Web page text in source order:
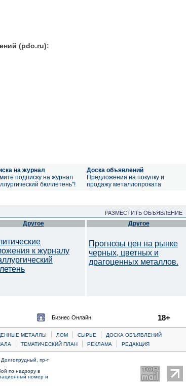
(pdo.ru):
на журнал
подписку на журнал
бюллетень"!
Доска объявлений
Предложения на покупку и
продажу металлопроката
РАЗМЕСТИТЬ ОБЪЯВЛЕНИЕ
Другое
к журналу
Другое
Прогнозы цен на рынке
черных, цветных и
драгоценных металлов.
Бизнес Онлайн 18+
МЕТАЛЛЫ | ЛОМ | CЫРЬЕ |
ДОСКА ОБЪЯВЛЕНИЙ
| ТЕМАТИЧЕСКИЙ ПЛАН | РЕКЛАМА | РЕДАКЦИЯ
пр-т
по надзору в
номер и